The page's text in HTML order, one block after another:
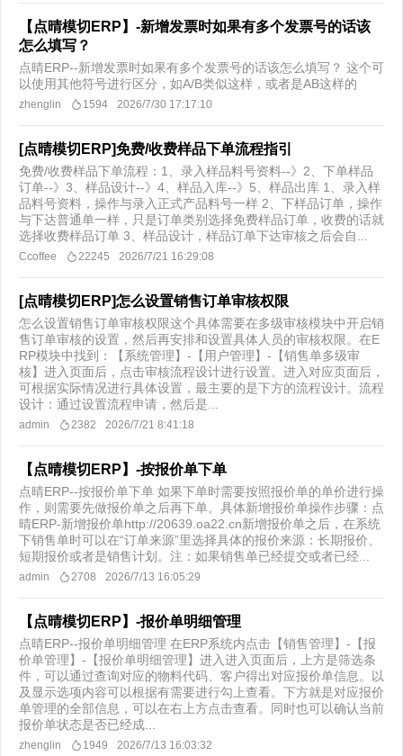
【点晴模切ERP】-新增发票时如果有多个发票号的话该
怎么填写？
点晴ERP--新增发票时如果有多个发票号的话该怎么填写？ 这个可
以使用其他符号进行区分，如A/B类似这样，或者是AB这样的
zhenglin 1594 2026/7/30 17:17:10
[点晴模切ERP]免费/收费样品下单流程指引
免费/收费样品下单流程：1、录入样品料号资料--》2、下单样品
订单--》3、样品设计--》4、样品入库--》5、样品出库 1、录入样
品料号资料，操作与录入正式产品料号一样 2、下样品订单，操作
与下达普通单一样，只是订单类别选择免费样品订单，收费的话就
选择收费样品订单 3、样品设计，样品订单下达审核之后会自...
Ccoffee 22245 2026/7/21 16:29:08
[点晴模切ERP]怎么设置销售订单审核权限
怎么设置销售订单审核权限这个具体需要在多级审核模块中开启销
售订单审核的设置，然后再安排和设置具体人员的审核权限。在E
RP模块中找到：【系统管理】-【用户管理】-【销售单多级审
核】进入页面后，点击审核流程设计进行设置。进入对应页面后，
可根据实际情况进行具体设置，最主要的是下方的流程设计。流程
设计：通过设置流程申请，然后是...
admin 2382 2026/7/21 8:41:18
【点晴模切ERP】-按报价单下单
点晴ERP--按报价单下单 如果下单时需要按照报价单的单价进行操
作，则需要先做报价单之后再下单。具体新增报价单操作步骤：点
晴ERP-新增报价单http://20639.oa22.cn新增报价单之后，在系统
下销售单时可以在“订单来源”里选择具体的报价来源：长期报价、
短期报价或者是销售计划。注：如果销售单已经提交或者已经...
admin 2708 2026/7/13 16:05:29
【点晴模切ERP】-报价单明细管理
点晴ERP--报价单明细管理 在ERP系统内点击【销售管理】-【报
价单管理】-【报价单明细管理】进入进入页面后，上方是筛选条
件，可以通过查询对应的物料代码、客户得出对应报价单信息。以
及显示选项内容可以根据有需要进行勾上查看。下方就是对应报价
单管理的全部信息，可以在右上方点击查看。同时也可以确认当前
报价单状态是否已经成...
zhenglin 1949 2026/7/13 16:03:32